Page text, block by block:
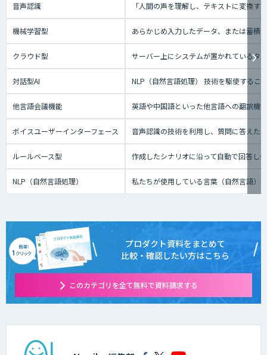
音声認識 「人間の声を理解し、テキストに変換
機械学習型 あらかじめ入力したデータ、または蓄積
クラウド型 サーバー上にシステムが置かれているタ
対話型AI NLP（自然言語処理） 技術を駆使するこ
他言語会議機能 英語や中国語といった他言語への翻訳機
ボイスユーザーインターフェース 音声認識の技術を利用し、質問に答えた
ルールベース型 作成したシナリオに沿って自動で回答し
NLP（自然言語処理） 私たちが使用している言葉（自然言語）
プロダクト資料をまとめて
比較・確認したい方はこちら
このカテゴリを全て無料で資料請求する